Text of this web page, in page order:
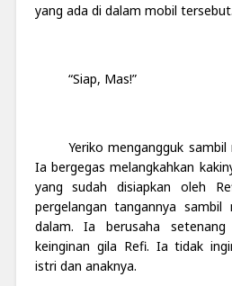
yang ada di dalam mobil tersebut.
“Siap, Mas!”
Yeriko mengangguk
Ia bergegas melangkahkan
yang sudah disiapkan oleh
pergelangan tangannya sambil
dalam. Ia berusaha setenang
keinginan gila Refi. Ia tidak
istri dan anaknya.